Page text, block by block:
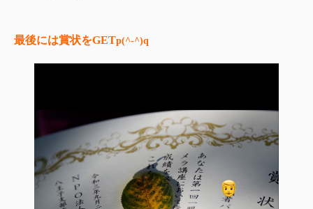
最後には賞状をGETp(^-^)q